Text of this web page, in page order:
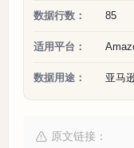
数据行数： 85
适用平台：
数据用途： 亚马
原文链接：